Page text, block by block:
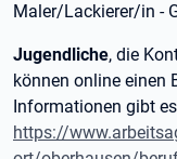
Maler/Lackierer/in -
Jugendliche, die
können online einen
Informationen gibt
https://